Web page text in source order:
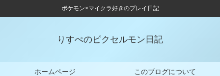
ポケモン×マイクラ好きのプレイ日記
りすぺのピクセルモン日記
ホームページ このブログについて